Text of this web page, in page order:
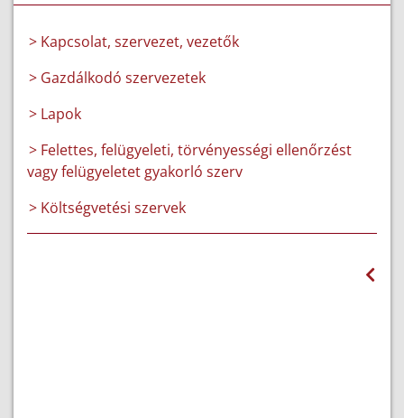
> Kapcsolat, szervezet, vezetők
> Gazdálkodó szervezetek
> Lapok
> Felettes, felügyeleti, törvényességi ellenőrzést
vagy felügyeletet gyakorló szerv
> Költségvetési szervek